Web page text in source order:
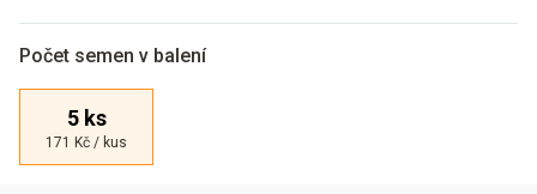
Počet semen v balení
5 ks
171 Kč / kus